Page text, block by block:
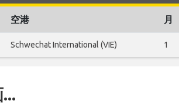
空港 月
Schwechat International (VIE) 1